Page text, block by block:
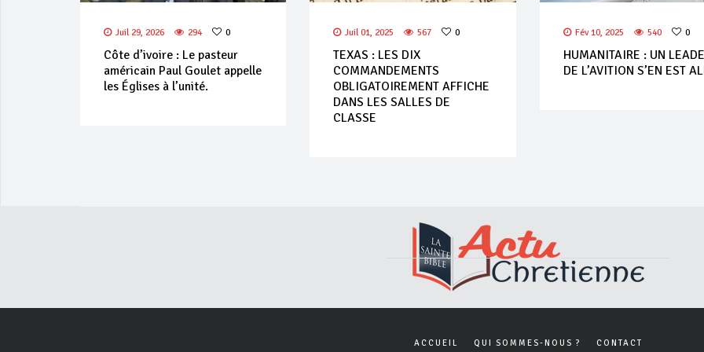
Juil 29, 2026 294 0
Côte d’ivoire : Le pasteur
américain Paul Goulet appelle
les Églises à l’unité.
Juil 01, 2025 567 0
TEXAS : LES DIX
COMMANDEMENTS
OBLIGATOIREMENT AFFICHE
DANS LES SALLES DE
CLASSE
Fév 10, 2025 540 0
HUMANITAIRE : UN
DE L’AVITION S’EN EST
ACCUEIL QUI SOMMES-NOUS ? CONTACT